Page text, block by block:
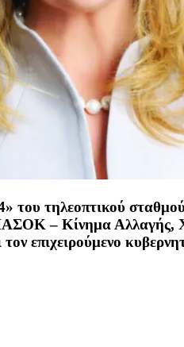
του τηλεοπτικού
– Κίνημα Αλλαγής,
επιχειρούμενο